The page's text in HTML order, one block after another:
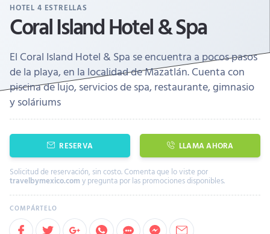
HOTEL 4 ESTRELLAS
Coral Island Hotel & Spa
El Coral Island Hotel & Spa se encuentra a pocos pasos
de la playa, en la localidad de Mazatlán. Cuenta con
piscina de lujo, servicios de spa, restaurante, gimnasio
y soláriums
RESERVA LLAMA AHORA
Solicitud de reservación, sin costo. Comenta que lo viste por
travelbymexico.com y pregunta por las promociones disponibles.